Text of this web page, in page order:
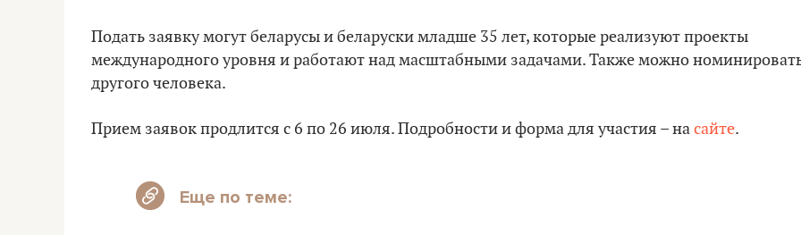
Подать заявку могут беларусы и беларуски младше 35 лет, которые реализуют проекты
международного уровня и работают над масштабными задачами. Также можно
другого человека.
Прием заявок продлится с 6 по 26 июля. Подробности и форма для участия – насайте.
Еще по теме: